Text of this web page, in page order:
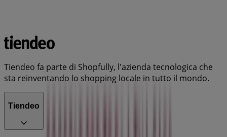
Tiendeo fa parte di Shopfully, l'azienda tecnologica che
sta reinventando lo shopping locale in tutto il mondo.
Tiendeo